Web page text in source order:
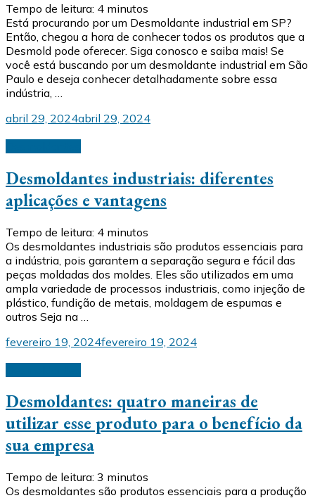
Tempo de leitura: 4 minutos
Está procurando por um Desmoldante industrial em SP?
Então, chegou a hora de conhecer todos os produtos que a
Desmold pode oferecer. Siga conosco e saiba mais! Se
você está buscando por um desmoldante industrial em São
Paulo e deseja conhecer detalhadamente sobre essa
indústria, …
abril 29, 2024abril 29, 2024
Desmoldantes industriais: diferentes
aplicações e vantagens
Tempo de leitura: 4 minutos
Os desmoldantes industriais são produtos essenciais para
a indústria, pois garantem a separação segura e fácil das
peças moldadas dos moldes. Eles são utilizados em uma
ampla variedade de processos industriais, como injeção de
plástico, fundição de metais, moldagem de espumas e
outros Seja na …
fevereiro 19, 2024fevereiro 19, 2024
Desmoldantes: quatro maneiras de
utilizar esse produto para o benefício da
sua empresa
Tempo de leitura: 3 minutos
Os desmoldantes são produtos essenciais para a produção